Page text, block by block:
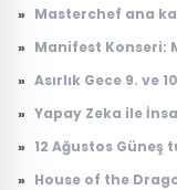
» Masterchef ana
» Manifest Konseri:
» Asırlık Gece 9. ve
» Yapay Zeka ile
» 12 Ağustos Güneş
» House of the